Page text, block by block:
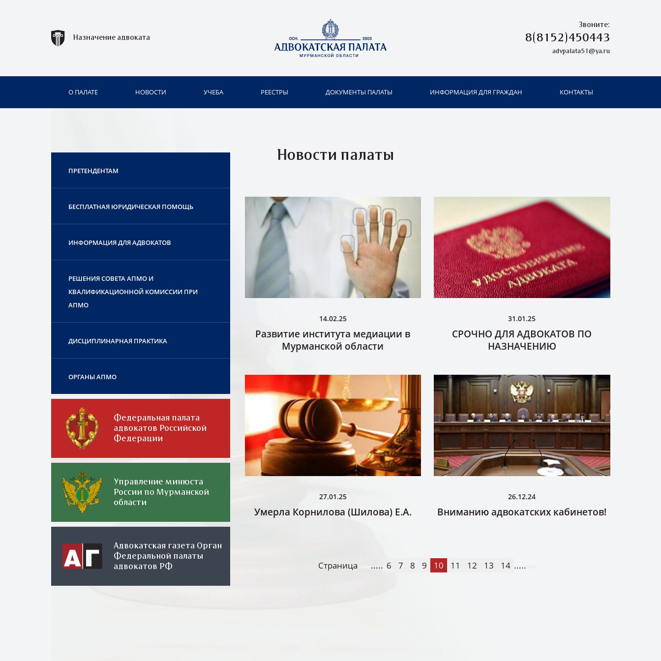
Назначение адвоката
Звоните:
8(8152)450443
advpalata51@ya.ru
О ПАЛАТЕ НОВОСТИ УЧЕБА РЕЕСТРЫ ДОКУМЕНТЫ ПАЛАТЫ ИНФОРМАЦИЯ ДЛЯ ГРАЖДАН КОНТАКТЫ
ПРЕТЕНДЕНТАМ
БЕСПЛАТНАЯ ЮРИДИЧЕСКАЯ ПОМОЩЬ
ИНФОРМАЦИЯ ДЛЯ АДВОКАТОВ
РЕШЕНИЯ СОВЕТА АПМО И
КВАЛИФИКАЦИОННОЙ КОМИССИИ ПРИ
АПМО
ДИСЦИПЛИНАРНАЯ ПРАКТИКА
ОРГАНЫ АПМО
Федеральная палата
адвокатов Российской
Федерации
Управление минюста
России по Мурманской
области
Адвокатская газета Орган
Федеральной палаты
адвокатов РФ
Новости палаты
14.02.25
Развитие института медиации в
Мурманской области
31.01.25
СРОЧНО ДЛЯ АДВОКАТОВ ПО
НАЗНАЧЕНИЮ
27.01.25
Умерла Корнилова (Шилова) Е.А.
26.12.24
Вниманию адвокатских кабинетов!
Страница ..... 6 7 8 9 10 11 12 13 14 .....